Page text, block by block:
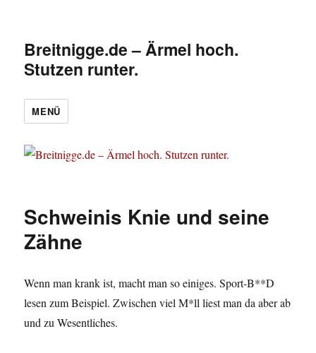
Breitnigge.de – Ärmel hoch.
Stutzen runter.
MENÜ
Schweinis Knie und seine
Zähne
Wenn man krank ist, macht man so einiges. Sport-B**D
lesen zum Beispiel. Zwischen viel M*ll liest man da aber ab
und zu Wesentliches.